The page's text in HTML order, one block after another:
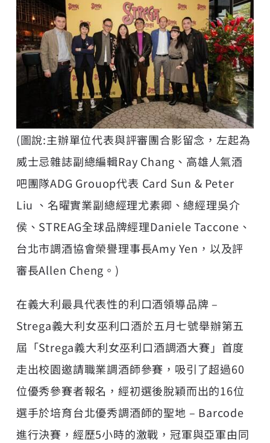
(圖說:主辦單位代表與評審團合影留念，左起為
威士忌雜誌副總編輯Ray Chang、高雄人氣酒
吧團隊ADG Grouop代表 Card Sun & Peter
Liu 、名曜實業副總經理尤素卿、總經理吳介
侯、STREAG全球品牌經理Daniele Taccone、
台北市調酒協會榮譽理事長Amy Yen，以及評
審長Allen Cheng。)
在義大利最具代表性的利口酒領導品牌 –
Strega義大利女巫利口酒於五月七號舉辦第五
屆「Strega義大利女巫利口酒調酒大賽」首度
走出校園邀請職業調酒師參賽，吸引了超過60
位優秀參賽者報名，經初選後脫穎而出的16位
選手於培育台北優秀調酒師的聖地 – Barcode
進行決賽，經歷5小時的激戰，冠軍與亞軍由同